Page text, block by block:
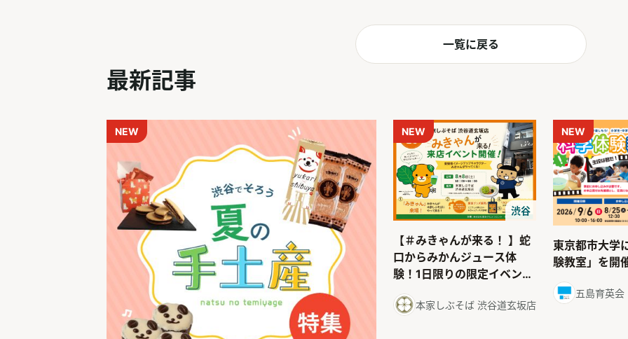
一覧に戻る
最新記事
NEW NEW
渋谷
【＃みきゃんが来る！ 】蛇
口からみかんジュース体
験！1日限りの限定イベント
令和８年８月８日（土）開
催
本家しぶそば 渋谷道玄坂店
NEW
東京都市大学
験教室」を開
五島育英会